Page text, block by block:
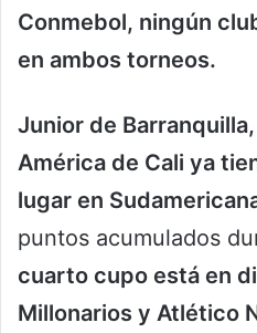
Conmebol, ningún
en ambos torneos.
Junior de
América de Cali ya
lugar en
puntos acumulados
cuarto cupo está en
Millonarios y Atlético